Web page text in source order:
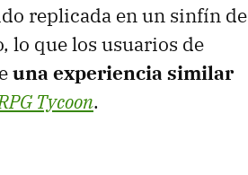
replicada en un sinfín de
lo que los usuarios de
una experiencia similar
Tycoon.